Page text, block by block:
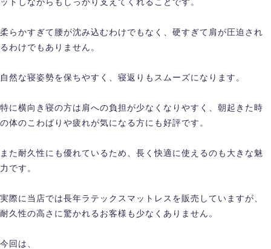
ットしながらもしっかり支えてくれることです。
柔らかすぎて腰が沈み込むわけでもなく、硬すぎて肩が圧迫され
るわけでもありません。
自然な寝姿勢を保ちやすく、寝返りもスムーズになります。
特に横向き寝の方は肩への負担が少なくなりやすく、朝起きた時
の体のこわばりや疲れが気になる方にも好評です。
また耐久性にも優れているため、長く快適に使えるのも大きな魅
力です。
実際に当店では長年ラテックスマットレスを販売していますが、
耐久性の高さに驚かれるお客様も少なくありません。
今回は、